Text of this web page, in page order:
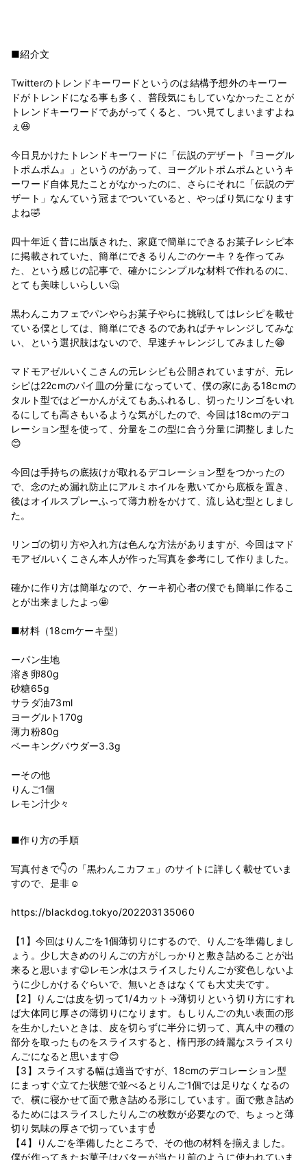
■紹介文
Twitterのトレンドキーワードというのは結構予想外のキーワー
ドがトレンドになる事も多く、普段気にもしていなかったことが
トレンドキーワードであがってくると、つい見てしまいますよね
ぇ😆
今日見かけたトレンドキーワードに「伝説のデザート『ヨーグル
トポムポム』」というのがあって、ヨーグルトポムポムというキ
ーワード自体見たことがなかったのに、さらにそれに「伝説のデ
ザート」なんていう冠までついていると、やっぱり気になります
よね🤣
四十年近く昔に出版された、家庭で簡単にできるお菓子レシピ本
に掲載されていた、簡単にできるりんごのケーキ？を作ってみ
た、という感じの記事で、確かにシンプルな材料で作れるのに、
とても美味しいらしい🤔
黒わんこカフェでパンやらお菓子やらに挑戦してはレシピを載せ
ている僕としては、簡単にできるのであればチャレンジしてみな
い、という選択肢はないので、早速チャレンジしてみました😁
マドモアゼルいくこさんの元レシピも公開されていますが、元レ
シピは22cmのパイ皿の分量になっていて、僕の家にある18cmの
タルト型ではどーかんがえてもあふれるし、切ったリンゴをいれ
るにしても高さもいるような気がしたので、今回は18cmのデコ
レーション型を使って、分量をこの型に合う分量に調整しました
😊
今回は手持ちの底抜けが取れるデコレーション型をつかったの
で、念のため漏れ防止にアルミホイルを敷いてから底板を置き、
後はオイルスプレーふって薄力粉をかけて、流し込む型としまし
た。
リンゴの切り方や入れ方は色んな方法がありますが、今回はマド
モアゼルいくこさん本人が作った写真を参考にして作りました。
確かに作り方は簡単なので、ケーキ初心者の僕でも簡単に作るこ
とが出来ましたよっ🤩
■材料（18cmケーキ型）
ーパン生地
溶き卵80g
砂糖65g
サラダ油73ml
ヨーグルト170g
薄力粉80g
ベーキングパウダー3.3g
ーその他
りんご1個
■作り方の手順
写真付きで👇の「黒わんこカフェ」のサイトに詳しく載せていま
すので、是非☺️
https://blackdog.tokyo/202203135060
【1】今回はりんごを1個薄切りにするので、りんごを準備しまし
ょう。少し大きめのりんごの方がしっかりと敷き詰めることが出
来ると思います😉レモン水はスライスしたりんごが変色しないよ
うに少しかけるぐらいで、無いときはなくても大丈夫です。
【2】りんごは皮を切って1/4カット→薄切りという切り方にすれ
ば大体同じ厚さの薄切りになります。もしりんごの丸い表面の形
を生かしたいときは、皮を切らずに半分に切って、真ん中の種の
部分を取ったものをスライスすると、楕円形の綺麗なスライスり
んごになると思います😊
【3】スライスする幅は適当ですが、18cmのデコレーション型
にまっすぐ立てた状態で並べるとりんご1個では足りなくなるの
で、横に寝かせて面で敷き詰める形にしています。面で敷き詰め
るためにはスライスしたりんごの枚数が必要なので、ちょっと薄
切り気味の厚さで切っています☝
【4】りんごを準備したところで、その他の材料を揃えました。
僕が作ってきたお菓子はバターが当たり前のように使われていま